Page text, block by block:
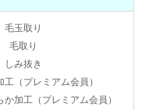
毛玉取り
毛取り
しみ抜き
工（プレミアム会員）
加工（プレミアム会員）